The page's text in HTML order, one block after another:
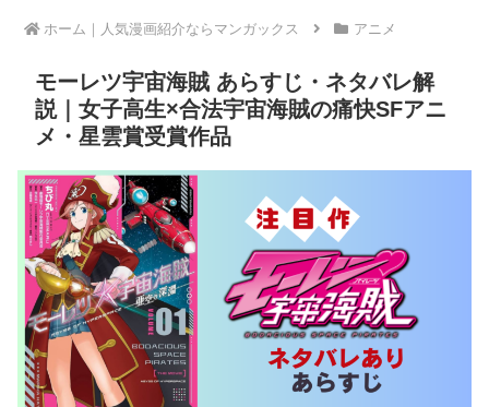
ホーム アニメ
モーレツ宇宙海賊 あらすじ・ネタバレ解
説｜女子高生×合法宇宙海賊の痛快SFアニ
メ・星雲賞受賞作品